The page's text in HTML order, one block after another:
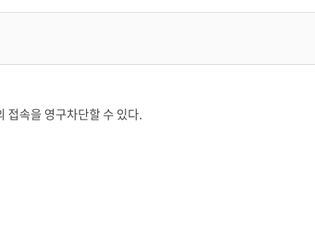
접속을 영구차단할 수 있다.